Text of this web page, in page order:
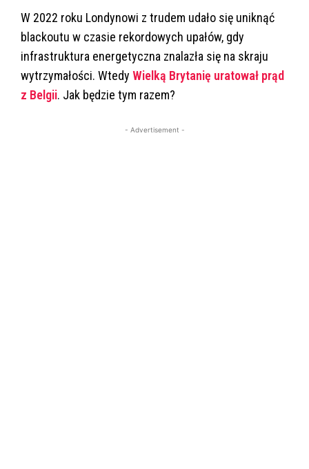
W 2022 roku Londynowi z trudem udało się uniknąć
blackoutu w czasie rekordowych upałów, gdy
infrastruktura energetyczna znalazła się na skraju
wytrzymałości. Wtedy Wielką Brytanię uratował prąd
z Belgii. Jak będzie tym razem?
- Advertisement -